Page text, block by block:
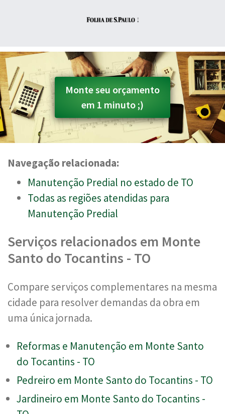
Monte seu orçamento
em 1 minuto ;)
Navegação relacionada:
Manutenção Predial no estado de TO
Todas as regiões atendidas para
Manutenção Predial
Serviços relacionados em Monte
Santo do Tocantins - TO
Compare serviços complementares na mesma
cidade para resolver demandas da obra em
uma única jornada.
Reformas e Manutenção em Monte Santo
do Tocantins - TO
Pedreiro em Monte Santo do Tocantins - TO
Jardineiro em Monte Santo do Tocantins -